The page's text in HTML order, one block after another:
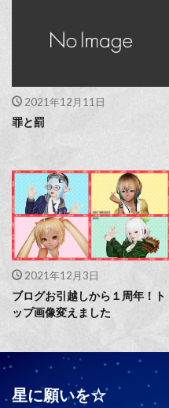
2021年12月11日
罪と罰
2021年12月3日
ブログお引越しから１周年！ト
ップ画像変えました
星に願いを☆